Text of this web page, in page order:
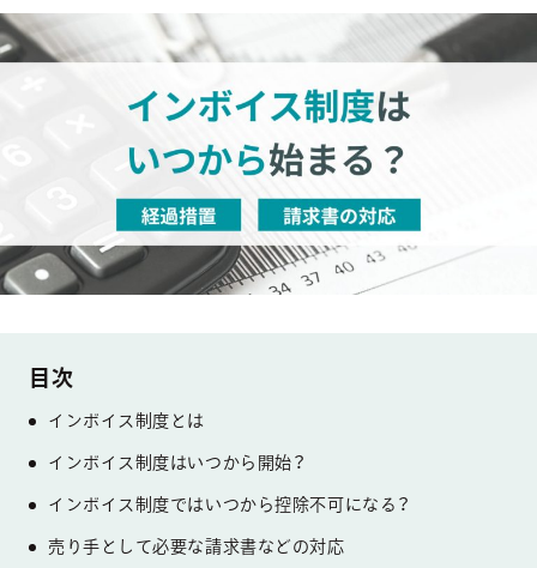
インボイス制度とは
インボイス制度はいつから開始？
インボイス制度ではいつから控除不可になる？
売り手として必要な請求書などの対応